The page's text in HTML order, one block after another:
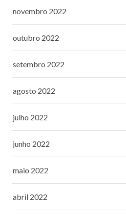
novembro 2022
outubro 2022
setembro 2022
agosto 2022
julho 2022
junho 2022
maio 2022
abril 2022